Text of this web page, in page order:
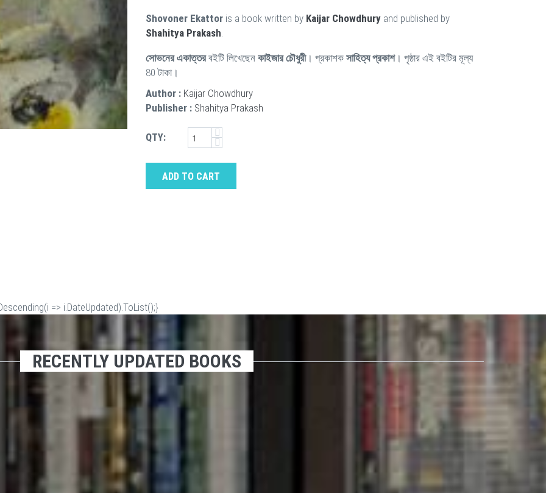
Shovoner Ekattor is a book written by Kaijar Chowdhury and published by
Shahitya Prakash.
সোভনের একাত্তরবইটি লিখেছেন কাইজার চৌধুরী। প্রকাশক সাহিত্য প্রকাশ। পৃষ্ঠার এই বইটির মূল্য
80 টাকা।
Author : Kaijar Chowdhury
Publisher : Shahitya Prakash
QTY:
ADD TO CART
=> i.DateUpdated).ToList();}
RECENTLY UPDATED BOOKS